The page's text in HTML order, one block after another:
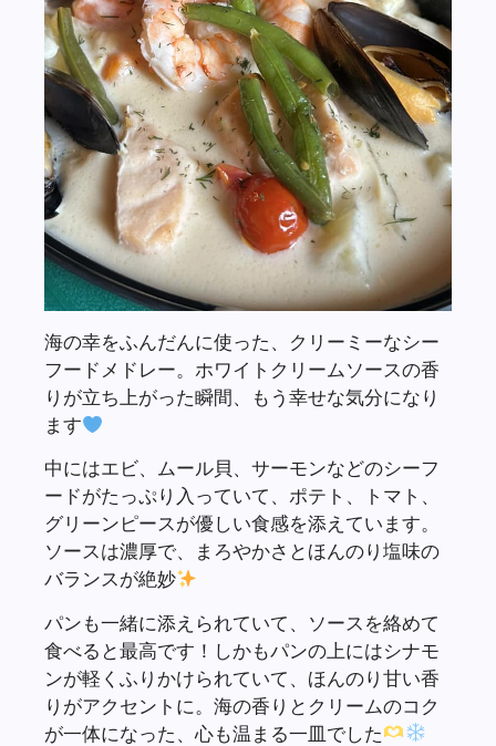
海の幸をふんだんに使った、クリーミーなシー
フードメドレー。ホワイトクリームソースの香
りが立ち上がった瞬間、もう幸せな気分になり
ます
中にはエビ、ムール貝、サーモンなどのシーフ
ードがたっぷり入っていて、ポテト、トマト、
グリーンピースが優しい食感を添えています。
ソースは濃厚で、まろやかさとほんのり塩味の
バランスが絶妙
パンも一緒に添えられていて、ソースを絡めて
食べると最高です！しかもパンの上にはシナモ
ンが軽くふりかけられていて、ほんのり甘い香
りがアクセントに。海の香りとクリームのコク
が一体になった、心も温まる一皿でした